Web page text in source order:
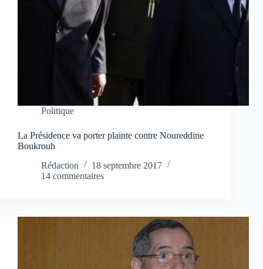
Politique
La Présidence va porter plainte contre Noureddine
Boukrouh
Rédaction
18 septembre 2017
14 commentaires